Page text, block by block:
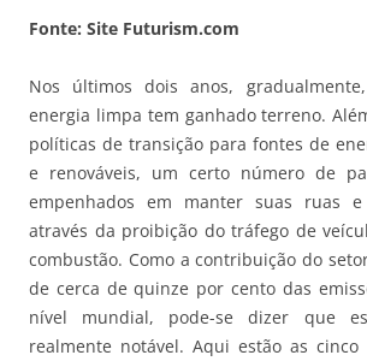
Fonte: Site Futurism.com
Nos últimos dois anos,
energia limpa tem ganhado terreno.
políticas de transição para fontes de
e renováveis, um certo número de
empenhados em manter suas ruas
através da proibição do tráfego de
combustão. Como a contribuição do
de cerca de quinze por cento das
nível mundial, pode-se dizer que
realmente notável. Aqui estão as cinco